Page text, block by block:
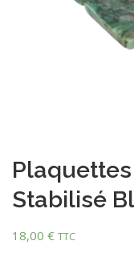
Stabilisé
18,00 € TTC